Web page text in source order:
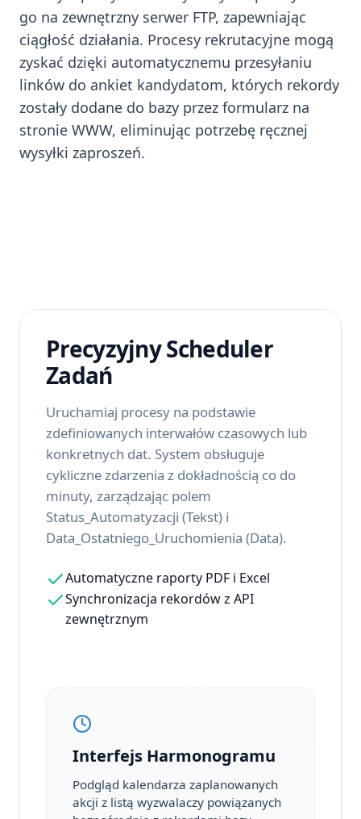
go na zewnętrzny serwer FTP, zapewniając
ciągłość działania. Procesy rekrutacyjne mogą
zyskać dzięki automatycznemu przesyłaniu
linków do ankiet kandydatom, których rekordy
zostały dodane do bazy przez formularz na
stronie WWW, eliminując potrzebę ręcznej
wysyłki zaproszeń.
Precyzyjny Scheduler
Zadań
Uruchamiaj procesy na podstawie
zdefiniowanych interwałów czasowych lub
konkretnych dat. System obsługuje
cykliczne zdarzenia z dokładnością co do
minuty, zarządzając polem
Status_Automatyzacji (Tekst) i
Data_Ostatniego_Uruchomienia (Data).
Automatyczne raporty PDF i Excel
Synchronizacja rekordów z API
zewnętrznym
Interfejs Harmonogramu
Podgląd kalendarza zaplanowanych
akcji z listą wyzwalaczy powiązanych